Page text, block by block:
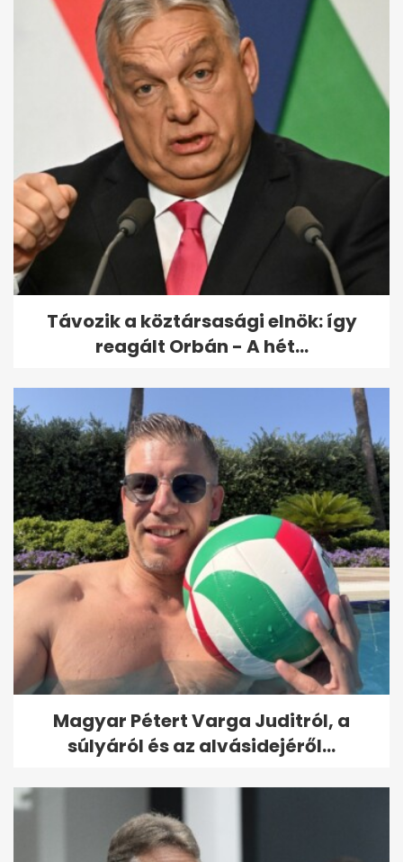
Távozik a köztársasági elnök: így
reagált Orbán - A hét...
Magyar Pétert Varga Juditról, a
súlyáról és az alvásidejéről...